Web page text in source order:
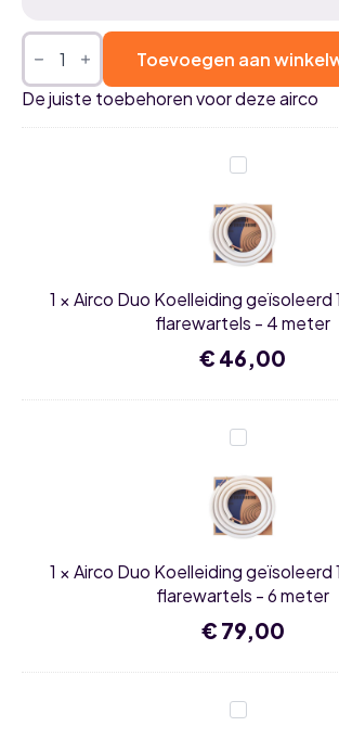
LG
UQ09F
2,5kW
airco
vloermodel
Toevoegen aan
De juiste toebehoren voor deze airco
Airco
Duo
Koelleiding
geïsoleerd
1/4-
3/8
met
-
4
meter
1 ×Airco Duo Koelleiding
flarewartels - 4 meter
€ 46,00
Airco
Duo
Koelleiding
geïsoleerd
1/4-
3/8
met
-
6
meter
1 ×Airco Duo Koelleiding
flarewartels - 6 meter
€ 79,00
Airco
Duo